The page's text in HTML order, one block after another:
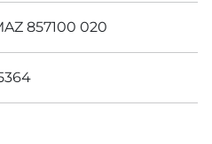
857100 020